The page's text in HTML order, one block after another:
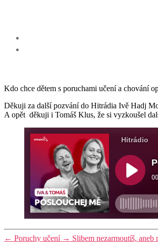
Kdo chce dětem s poruchami učení a chování
Děkuji za další pozvání do Hitrádia Ivě Hadj
A opět děkuji i Tomáš Klus, že si vyzkoušel
← Poruchy učení → Slibem nezarmoutíš,